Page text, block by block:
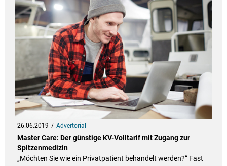
26.06.2019 Advertorial
Master Care: Der günstige KV-Volltarif mit Zugang zur
Spitzenmedizin
„Möchten Sie wie ein Privatpatient behandelt werden?“ Fast